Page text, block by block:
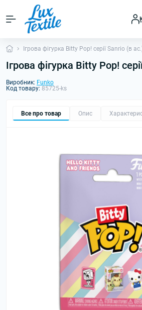
Ігрова фігурка Bitty Pop! серії Sanrio (в
Ігрова фігурка Bitty Pop!
Виробник: Funko
Код товару: 85725-ks
Все про товар Опис